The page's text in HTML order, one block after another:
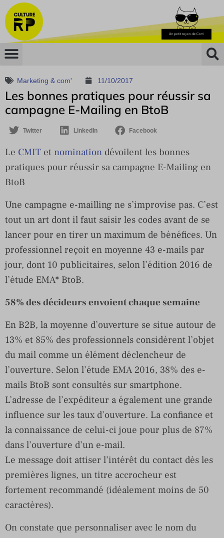
Marketing & com' 11/10/2017
Les bonnes pratiques pour réussir sa
campagne E-Mailing en BtoB
Twitter LinkedIn Facebook
Le CMIT et nomination dévoilent les bonnes
pratiques pour réussir sa campagne E-Mailing en
BtoB
Une campagne e-mailling ne s’improvise pas. C’est
tout un art dont il faut saisir les codes avant de se
lancer pour en tirer un maximum de bénéfices. Un
professionnel reçoit en moyenne 43 e-mails par
jour, dont 10 publicitaires, selon l’édition 2016 de
l’étude EMA* BtoB.
58% des décideurs envoient chaque semaine
En B2B, la moyenne d’ouverture se situe autour de
13% et 85% des professionnels considèrent l’objet
du mail comme un élément déclencheur de
l’ouverture. Selon l’étude EMA 2016, 38% des e-
mails BtoB sont consultés sur smartphone.
L’adresse de l’expéditeur a également une grande
influence sur les taux d’ouverture. La confiance et
la connaissance de celui-ci joue pour plus de 87%
dans l’ouverture d’un e-mail.
Le message doit attiser l’intérêt du contact dès les
premières lignes, un titre accrocheur est
fortement recommandé (idéalement moins de 50
caractères).
On constate que personnaliser avec le nom du